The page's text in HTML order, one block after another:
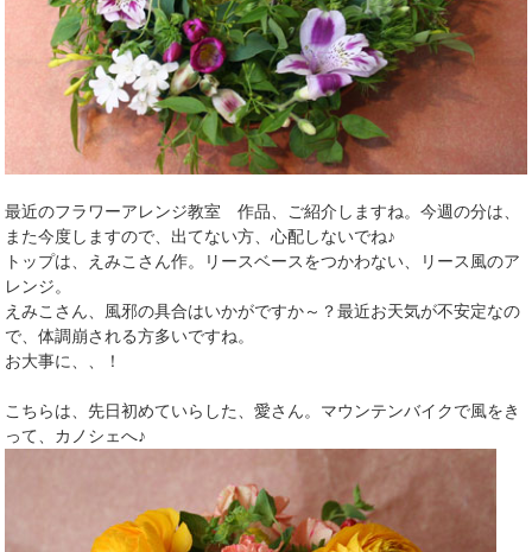
最近のフラワーアレンジ教室 作品、ご紹介しますね。今週の分は、
また今度しますので、出てない方、心配しないでね♪
トップは、えみこさん作。リースベースをつかわない、リース風のア
レンジ。
えみこさん、風邪の具合はいかがですか～？最近お天気が不安定なの
で、体調崩される方多いですね。
お大事に、、！
こちらは、先日初めていらした、愛さん。マウンテンバイクで風をき
って、カノシェへ♪